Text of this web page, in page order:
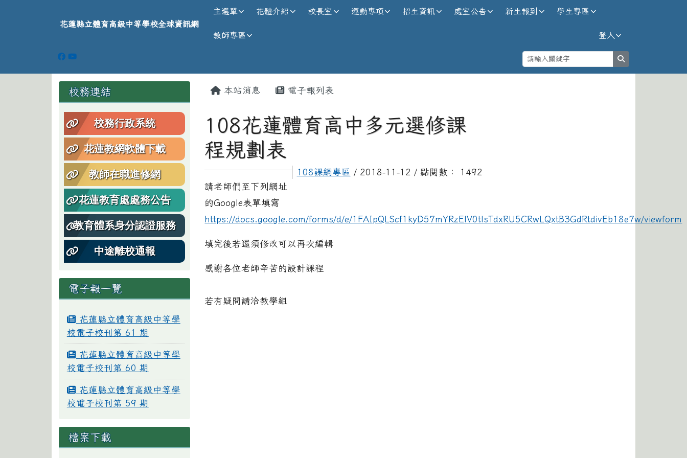
花蓮縣立體育高級中等學校全球資訊網
花蓮縣立體育高級中等學校全球資訊網
主選單 花體介紹 校長室 運動專項 招生資訊 處室公告 新生報到 學生專區
教師專區 登入
左邊區域內容
校務連結
校務行政系統
花蓮教網軟體下載
教師在職進修網
花蓮教育處處務公告
教育體系身分認證服務
中途離校通報
電子報一覽
花蓮縣立體育高級中等學
校電子校刊第 61 期
花蓮縣立體育高級中等學
校電子校刊第 60 期
花蓮縣立體育高級中等學
校電子校刊第 59 期
檔案下載
主內容區域
本站消息 電子報列表
108花蓮體育高中多元選修課
程規劃表
108課綱專區 / 2018-11-12 / 點閱數： 1492
請老師們至下列網址
的Google表單填寫
https://docs.google.com/forms/d/e/1FAIpQLScf1kyD57mYRzElV0tlsTdxRU5CRwLQxtB3GdRtdivEb18e7w/viewform
填完後若還須修改可以再次編輯
感謝各位老師辛苦的設計課程
若有疑問請洽教學組
頁尾區域